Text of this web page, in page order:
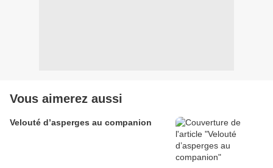
Vous aimerez aussi
Velouté d’asperges au companion